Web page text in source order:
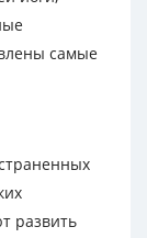
самые
развить